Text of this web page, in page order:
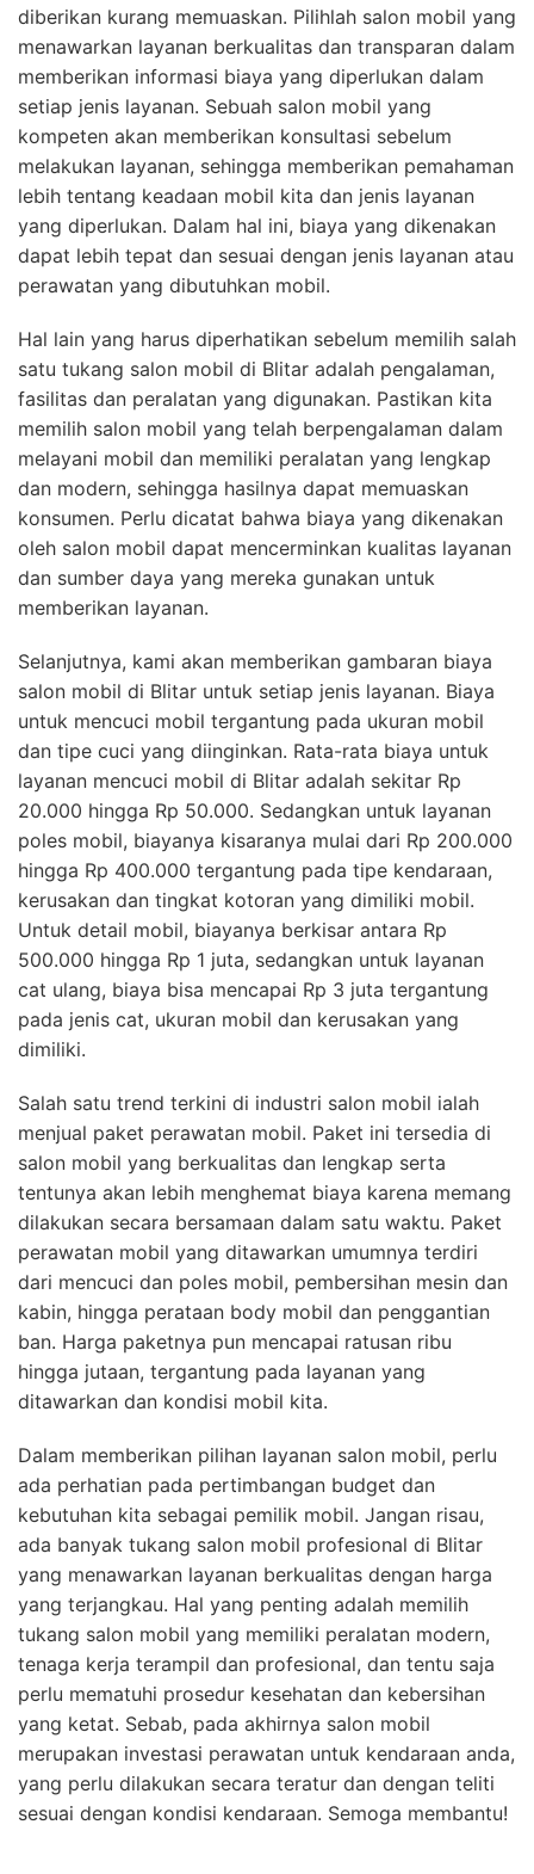
diberikan kurang memuaskan. Pilihlah salon mobil yang
menawarkan layanan berkualitas dan transparan dalam
memberikan informasi biaya yang diperlukan dalam
setiap jenis layanan. Sebuah salon mobil yang
kompeten akan memberikan konsultasi sebelum
melakukan layanan, sehingga memberikan pemahaman
lebih tentang keadaan mobil kita dan jenis layanan
yang diperlukan. Dalam hal ini, biaya yang dikenakan
dapat lebih tepat dan sesuai dengan jenis layanan atau
perawatan yang dibutuhkan mobil.
Hal lain yang harus diperhatikan sebelum memilih salah
satu tukang salon mobil di Blitar adalah pengalaman,
fasilitas dan peralatan yang digunakan. Pastikan kita
memilih salon mobil yang telah berpengalaman dalam
melayani mobil dan memiliki peralatan yang lengkap
dan modern, sehingga hasilnya dapat memuaskan
konsumen. Perlu dicatat bahwa biaya yang dikenakan
oleh salon mobil dapat mencerminkan kualitas layanan
dan sumber daya yang mereka gunakan untuk
memberikan layanan.
Selanjutnya, kami akan memberikan gambaran biaya
salon mobil di Blitar untuk setiap jenis layanan. Biaya
untuk mencuci mobil tergantung pada ukuran mobil
dan tipe cuci yang diinginkan. Rata-rata biaya untuk
layanan mencuci mobil di Blitar adalah sekitar Rp
20.000 hingga Rp 50.000. Sedangkan untuk layanan
poles mobil, biayanya kisaranya mulai dari Rp 200.000
hingga Rp 400.000 tergantung pada tipe kendaraan,
kerusakan dan tingkat kotoran yang dimiliki mobil.
Untuk detail mobil, biayanya berkisar antara Rp
500.000 hingga Rp 1 juta, sedangkan untuk layanan
cat ulang, biaya bisa mencapai Rp 3 juta tergantung
pada jenis cat, ukuran mobil dan kerusakan yang
dimiliki.
Salah satu trend terkini di industri salon mobil ialah
menjual paket perawatan mobil. Paket ini tersedia di
salon mobil yang berkualitas dan lengkap serta
tentunya akan lebih menghemat biaya karena memang
dilakukan secara bersamaan dalam satu waktu. Paket
perawatan mobil yang ditawarkan umumnya terdiri
dari mencuci dan poles mobil, pembersihan mesin dan
kabin, hingga perataan body mobil dan penggantian
ban. Harga paketnya pun mencapai ratusan ribu
hingga jutaan, tergantung pada layanan yang
ditawarkan dan kondisi mobil kita.
Dalam memberikan pilihan layanan salon mobil, perlu
ada perhatian pada pertimbangan budget dan
kebutuhan kita sebagai pemilik mobil. Jangan risau,
ada banyak tukang salon mobil profesional di Blitar
yang menawarkan layanan berkualitas dengan harga
yang terjangkau. Hal yang penting adalah memilih
tukang salon mobil yang memiliki peralatan modern,
tenaga kerja terampil dan profesional, dan tentu saja
perlu mematuhi prosedur kesehatan dan kebersihan
yang ketat. Sebab, pada akhirnya salon mobil
merupakan investasi perawatan untuk kendaraan anda,
yang perlu dilakukan secara teratur dan dengan teliti
sesuai dengan kondisi kendaraan. Semoga membantu!